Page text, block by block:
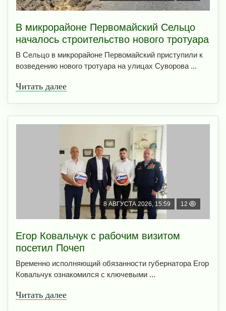
В микрорайоне Первомайский Сельцо
началось строительство нового тротуара
В Сельцо в микрорайоне Первомайский приступили к
возведению нового тротуара на улицах Суворова ...
Читать далее
8 АВГУСТА 2026, 15:59 12
Егор Ковальчук с рабочим визитом
посетил Почеп
Временно исполняющий обязанности губернатора Егор
Ковальчук ознакомился с ключевыми ...
Читать далее